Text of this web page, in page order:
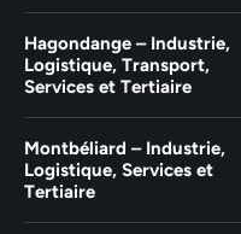
Hagondange – Industrie,
Logistique, Transport,
Services et Tertiaire
Montbéliard – Industrie,
Logistique, Services et
Tertiaire